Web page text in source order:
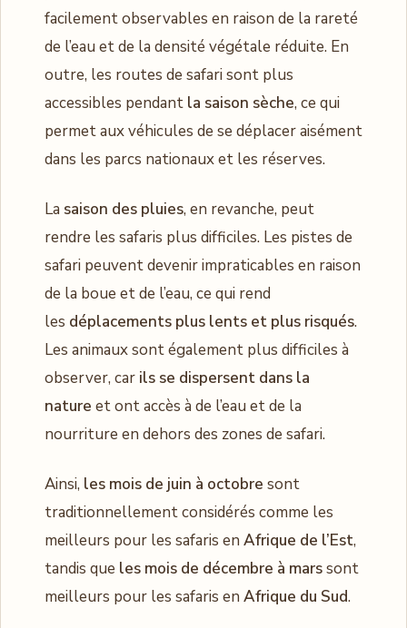
facilement observables en raison de la rareté
de l’eau et de la densité végétale réduite. En
outre, les routes de safari sont plus
accessibles pendant la saison sèche, ce qui
permet aux véhicules de se déplacer aisément
dans les parcs nationaux et les réserves.
La saison des pluies, en revanche, peut
rendre les safaris plus difficiles. Les pistes de
safari peuvent devenir impraticables en raison
de la boue et de l’eau, ce qui rend
les déplacements plus lents et plus risqués.
Les animaux sont également plus difficiles à
observer, car ils se dispersent dans la
nature et ont accès à de l’eau et de la
nourriture en dehors des zones de safari.
Ainsi, les mois de juin à octobre sont
traditionnellement considérés comme les
meilleurs pour les safaris en Afrique de l’Est,
tandis que les mois de décembre à marssont
meilleurs pour les safaris en Afrique du Sud.